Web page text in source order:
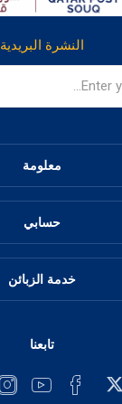
النشرة البريدية
معلومة
حسابي
خدمة الزبائن
تابعنا